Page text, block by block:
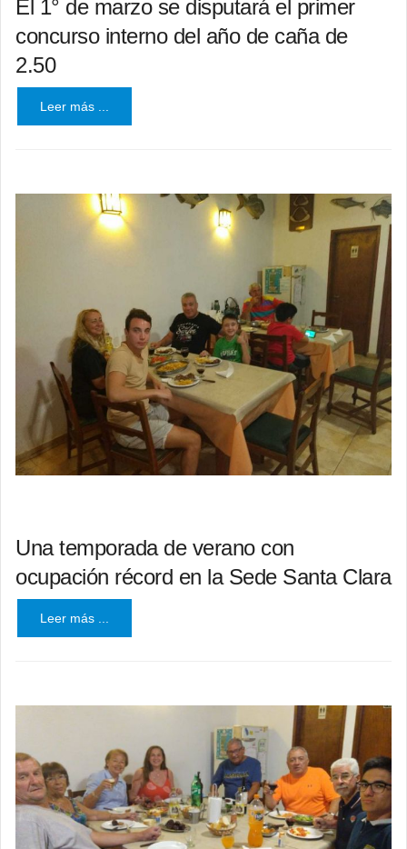
El 1° de marzo se disputará el primer
concurso interno del año de caña de
2.50
Leer más ...
Una temporada de verano con
ocupación récord en la Sede Santa Clara
Leer más ...